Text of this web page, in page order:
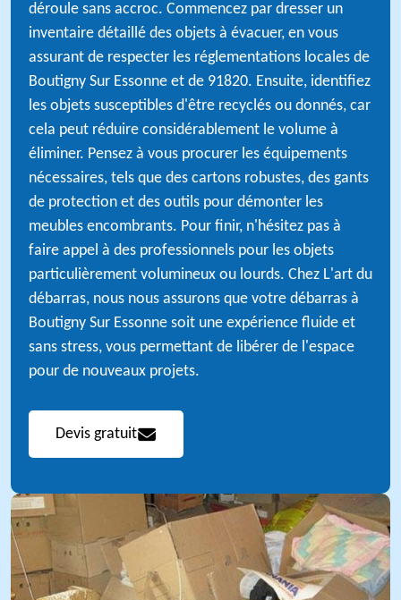
déroule sans accroc. Commencez par dresser un
inventaire détaillé des objets à évacuer, en vous
assurant de respecter les réglementations locales de
Boutigny Sur Essonne et de 91820. Ensuite, identifiez
les objets susceptibles d'être recyclés ou donnés, car
cela peut réduire considérablement le volume à
éliminer. Pensez à vous procurer les équipements
nécessaires, tels que des cartons robustes, des gants
de protection et des outils pour démonter les
meubles encombrants. Pour finir, n'hésitez pas à
faire appel à des professionnels pour les objets
particulièrement volumineux ou lourds. Chez L'art du
débarras, nous nous assurons que votre débarras à
Boutigny Sur Essonne soit une expérience fluide et
sans stress, vous permettant de libérer de l'espace
pour de nouveaux projets.
Devis gratuit